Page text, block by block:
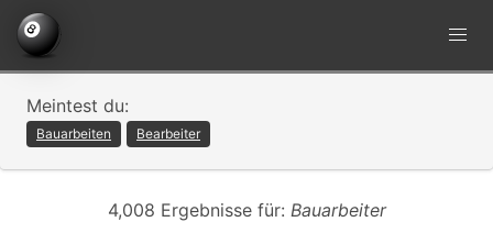
Meintest du:
Bauarbeiten Bearbeiter
4,008 Ergebnisse für: Bauarbeiter